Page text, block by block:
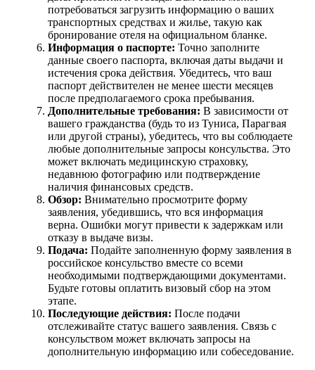
потребоваться загрузить информацию о ваших
транспортных средствах и жилье, такую как
бронирование отеля на официальном бланке.
Информация о паспорте: Точно заполните
данные своего паспорта, включая даты выдачи и
истечения срока действия. Убедитесь, что ваш
паспорт действителен не менее шести месяцев
после предполагаемого срока пребывания.
Дополнительные требования: В зависимости от
вашего гражданства (будь то из Туниса, Парагвая
или другой страны), убедитесь, что вы соблюдаете
любые дополнительные запросы консульства. Это
может включать медицинскую страховку,
недавнюю фотографию или подтверждение
наличия финансовых средств.
Обзор: Внимательно просмотрите форму
заявления, убедившись, что вся информация
верна. Ошибки могут привести к задержкам или
отказу в выдаче визы.
Подача: Подайте заполненную форму заявления в
российское консульство вместе со всеми
необходимыми подтверждающими документами.
Будьте готовы оплатить визовый сбор на этом
этапе.
Последующие действия: После подачи
отслеживайте статус вашего заявления. Связь с
консульством может включать запросы на
дополнительную информацию или собеседование.